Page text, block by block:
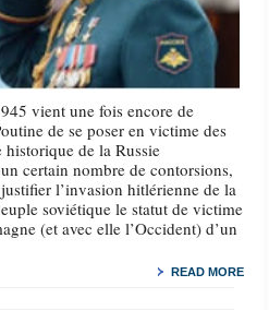
vient une fois encore de
de se poser en victime des
de la Russie
certain nombre de contorsions,
l’invasion hitlérienne de la
soviétique le statut de victime
(et avec elle l’Occident) d’un
READ MORE